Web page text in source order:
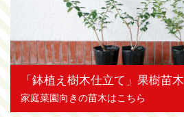
「鉢植え樹木仕立て」果樹苗木
家庭菜園向きの苗木はこちら